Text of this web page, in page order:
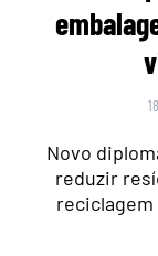
Novo
reduzir